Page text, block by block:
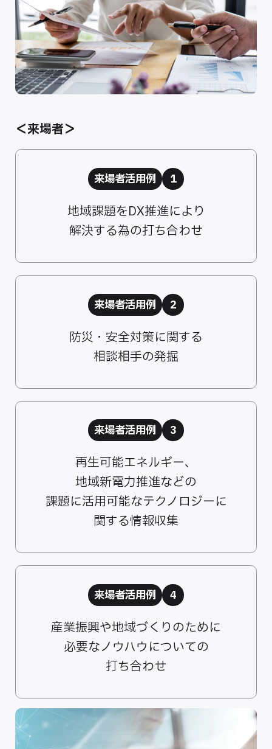
＜来場者＞
来場者活用例 1
地域課題をDX推進により
解決する為の打ち合わせ
来場者活用例 2
防災・安全対策に関する
相談相手の発掘
来場者活用例 3
再生可能エネルギー、
地域新電力推進などの
課題に活用可能なテクノロジーに
関する情報収集
来場者活用例 4
産業振興や地域づくりのために
必要なノウハウについての
打ち合わせ